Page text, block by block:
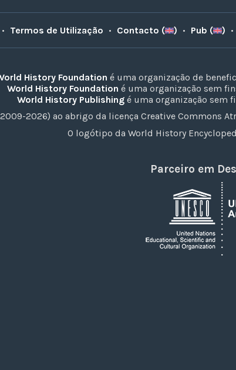
• Termos de Utilização • Contacto ( ) • Pub ( ) •
History Foundation é uma organização de
World History Foundation é uma organização sem
World History Publishing é uma organização sem
2026) ao abrigo da licença Creative Commons
O logótipo da World History
Parceiro em